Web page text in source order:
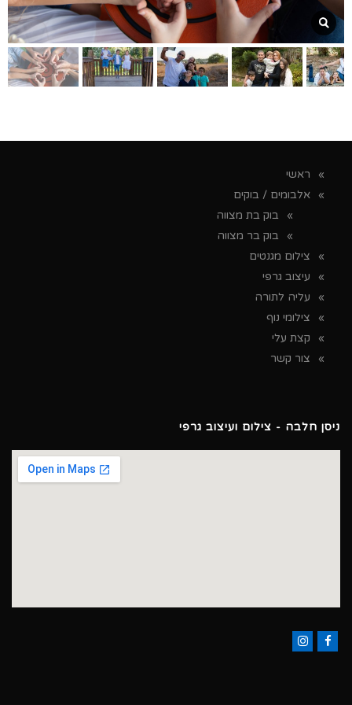
ראשי
אלבומים / בוקים
בוק בת מצווה
בוק בר מצווה
צילום מגנטים
עיצוב גרפי
עליה לתורה
צילומי נוף
קצת עלי
צור קשר
ניסן חלבה - צילום ועיצוב גרפי